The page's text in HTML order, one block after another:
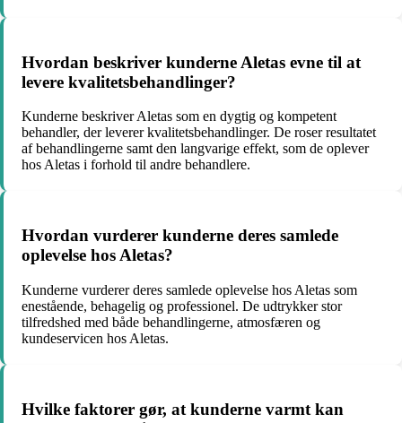
Hvordan beskriver kunderne Aletas evne til at
levere kvalitetsbehandlinger?
Kunderne beskriver Aletas som en dygtig og kompetent
behandler, der leverer kvalitetsbehandlinger. De roser resultatet
af behandlingerne samt den langvarige effekt, som de oplever
hos Aletas i forhold til andre behandlere.
Hvordan vurderer kunderne deres samlede
oplevelse hos Aletas?
Kunderne vurderer deres samlede oplevelse hos Aletas som
enestående, behagelig og professionel. De udtrykker stor
tilfredshed med både behandlingerne, atmosfæren og
kundeservicen hos Aletas.
Hvilke faktorer gør, at kunderne varmt kan